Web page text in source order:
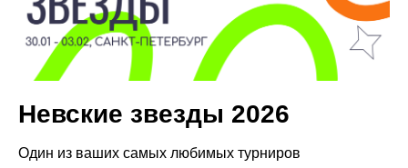
Невские звезды 2026
Один из ваших самых любимых турниров